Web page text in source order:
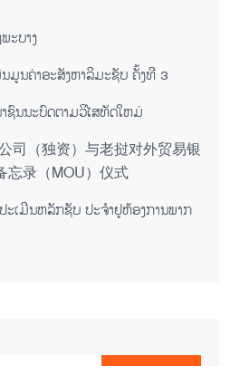
ະ​ບາງ
ມູນຄ່າອະສັງຫາລິມະຊັບ ຄັ້ງທີ 3
ຊົນ​ນະ​ບົດ​ຕາມ​ວິ​ໄສ​ທັດ​ໃຫມ່
司（独资）与老挝对外贸易银
忘录（MOU）仪式
ະ​ເມີນ​ຫລັກ​ຊັບ ປະ​ຈຳ​ຢູ​ຫ້ອງ​ການ​ພາກ​